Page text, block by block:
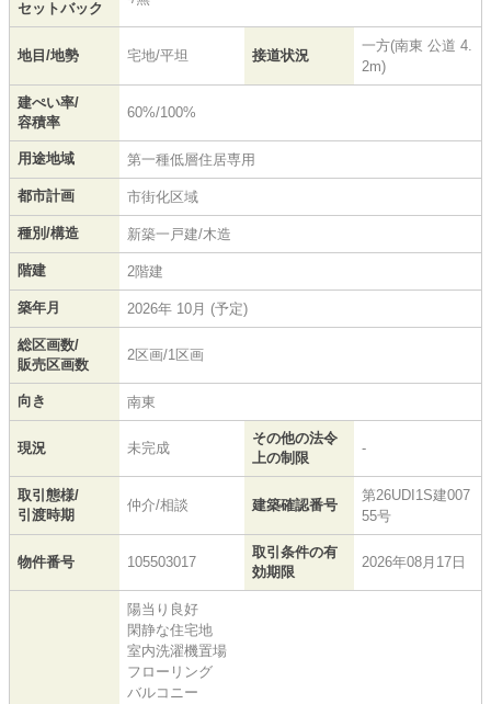
セットバック
地目/地勢 宅地/平坦 接道状況
一方(南東 公道 4.
2m)
建ぺい率/
容積率
60%/100%
用途地域 第一種低層住居専用
都市計画 市街化区域
種別/構造 新築一戸建/木造
階建 2階建
築年月 2026年 10月 (予定)
総区画数/
販売区画数
2区画/1区画
向き 南東
現況 未完成
その他の法令
上の制限
-
取引態様/
引渡時期
仲介/相談 建築確認番号
第26UDI1S建007
55号
物件番号 105503017
取引条件の有
効期限
2026年08月17日
陽当り良好
閑静な住宅地
室内洗濯機置場
フローリング
バルコニー